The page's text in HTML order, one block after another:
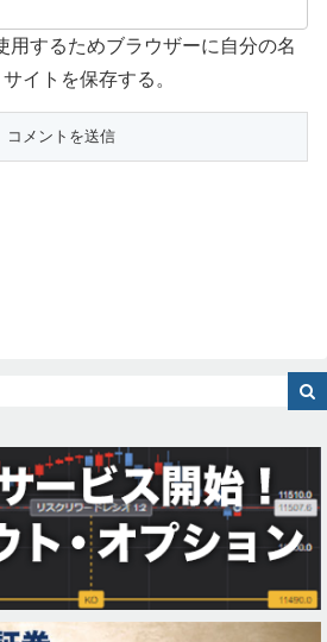
用するためブラウザーに自分の名
イトを保存する。